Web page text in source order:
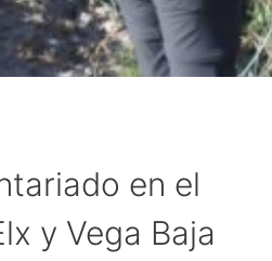
en el
y Vega Baja